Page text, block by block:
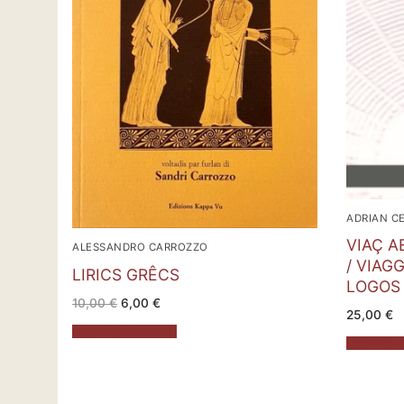
ALESSANDRO CARROZZO
LIRICS GRÊCS
10,00€ Il
prezzo
originale
era:
6,00 €Il
attuale
è:
ADRIAN
VIAÇ
/
LOGOS
25,00 €